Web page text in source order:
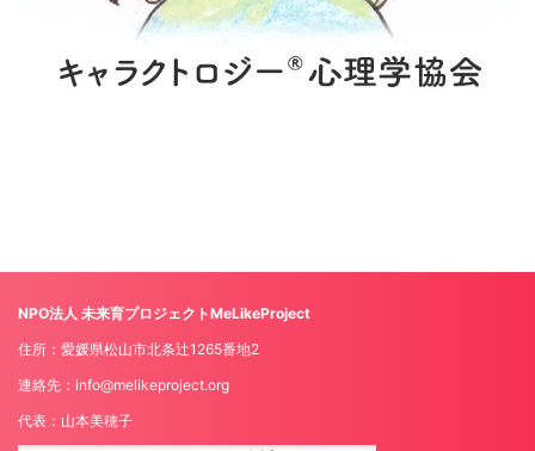
NPO法人 未来育プロジェクトMeLikeProject
住所：愛媛県松山市北条辻1265番地2
連絡先：info@melikeproject.org
代表：山本美穂子